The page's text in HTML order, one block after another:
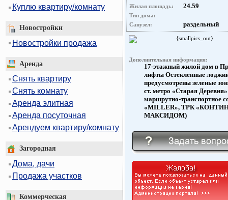
Куплю квартиру/комнату
Новостройки
Новостройки продажа
Аренда
Снять квартиру
Снять комнату
Аренда элитная
Аренда посуточная
Арендуем квартиру/комнату
Загородная
Дома, дачи
Продажа участков
Коммерческая
Жилая площадь: 24.59
Тип дома:
Санузел:
раздельный
{smallpics_out}
Дополнительная информация:
17-этажный жилой дом в
лифты Остекленные
предусмотрены зеленые
ст. метро «Старая
маршрутно-транспортное
«MILLER», ТРК
МАКСИДОМ)